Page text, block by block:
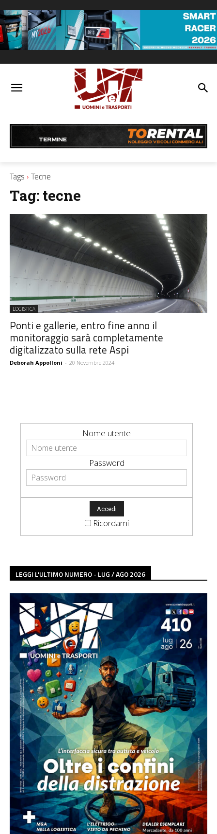
Tags Tecne
Tag: tecne
LOGISTICA
Ponti e gallerie, entro fine anno il
monitoraggio sarà completamente
digitalizzato sulla rete Aspi
Deborah Appolloni - 20 Novembre 2024
Nome utente
Password
Ricordami
LEGGI L'ULTIMO NUMERO - LUG / AGO 2026